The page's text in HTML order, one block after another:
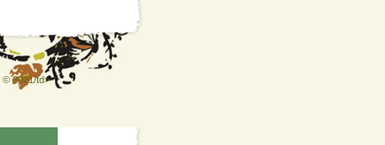
© 2021/td>